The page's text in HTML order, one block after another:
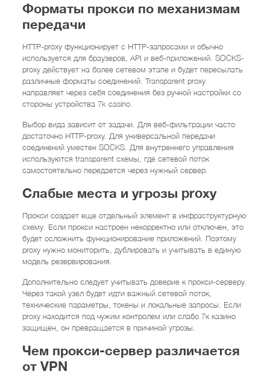
Форматы прокси по механизмам
передачи
HTTP-proxy функционирует с HTTP-запросами и обычно
используется для браузеров, API и веб-приложений. SOCKS-
proxy действует на более сетевом этапе и будет пересылать
различные форматы соединений. Transparent proxy
направляет через себя соединения без ручной настройки со
стороны устройства 7k casino.
Выбор вида зависит от задачи. Для веб-фильтрации часто
достаточно HTTP-proxy. Для универсальной передачи
соединений уместен SOCKS. Для внутреннего управления
используются transparent схемы, где сетевой поток
самостоятельно передается через нужный сервер.
Слабые места и угрозы proxy
Прокси создает еще отдельный элемент в инфраструктурную
схему. Если прокси настроен некорректно или отключен, это
будет осложнить функционирование приложений. Поэтому
proxy нужно мониторить, дублировать и учитывать в единую
модель резервирования.
Дополнительно следует учитывать доверие к прокси-серверу.
Через такой узел будет идти важный сетевой поток,
технические параметры, токены и локальные запросы. Если
proxy находится под чужим контролем или слабо 7к казино
защищен, он превращается в причиной угрозы.
Чем прокси-сервер различается
от VPN